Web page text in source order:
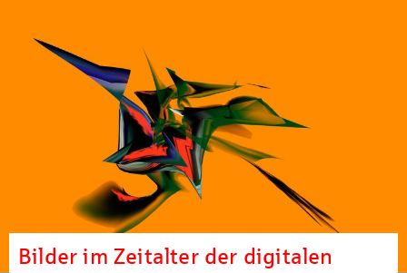
Bilder im Zeitalter der digitalen